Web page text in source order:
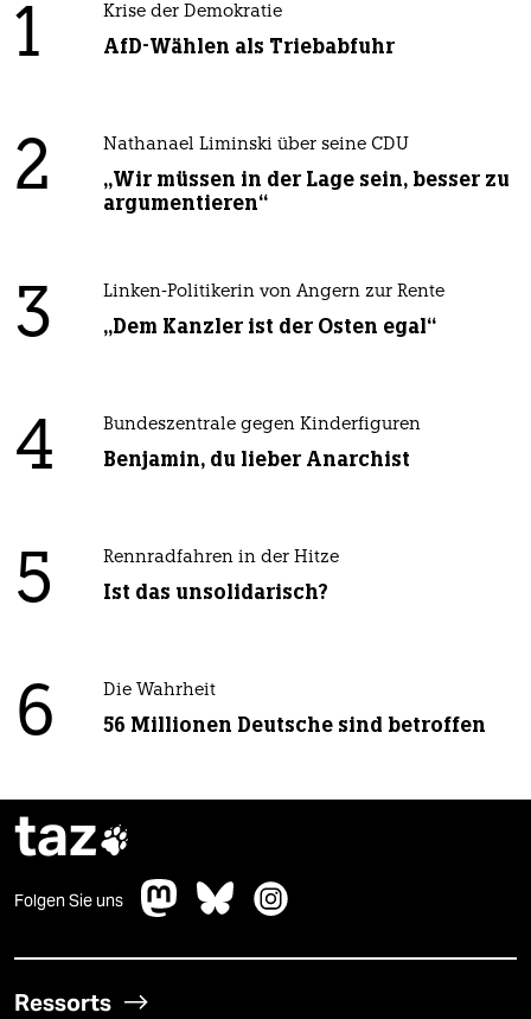
1 Krise der Demokratie
AfD-Wählen als Triebabfuhr
2 Nathanael Liminski über seine CDU
„Wir müssen in der Lage sein, besser zu
argumentieren“
3 Linken-Politikerin von Angern zur Rente
„Dem Kanzler ist der Osten egal“
4 Bundeszentrale gegen Kinderfiguren
Benjamin, du lieber Anarchist
5 Rennradfahren in der Hitze
Ist das unsolidarisch?
6 Die Wahrheit
56 Millionen Deutsche sind betroffen
taz
Folgen Sie uns
Ressorts